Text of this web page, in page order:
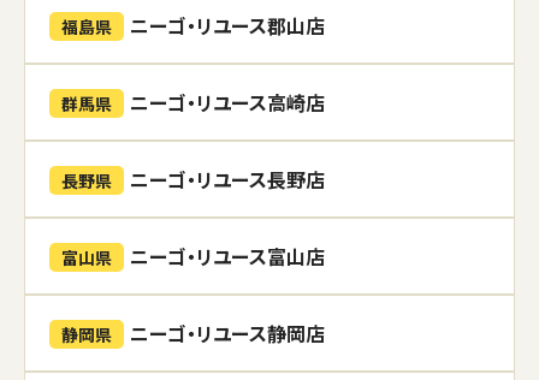
福島県 ニーゴ・リユース郡山店
群馬県 ニーゴ・リユース高崎店
長野県 ニーゴ・リユース長野店
富山県 ニーゴ・リユース富山店
静岡県 ニーゴ・リユース静岡店